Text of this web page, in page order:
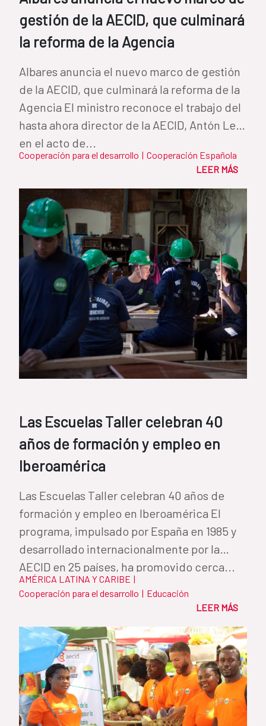
gestión de la AECID, que culminará
la reforma de la Agencia
Albares anuncia el nuevo marco de gestión
de la AECID, que culminará la reforma de la
Agencia El ministro reconoce el trabajo del
hasta ahora director de la AECID, Antón Leis,
en el acto de...
Cooperación para el desarrollo | Cooperación Española
LEER MÁS
Las Escuelas Taller celebran 40
años de formación y empleo en
Iberoamérica
Las Escuelas Taller celebran 40 años de
formación y empleo en Iberoamérica El
programa, impulsado por España en 1985 y
desarrollado internacionalmente por la
AECID en 25 países, ha promovido cerca...
AMÉRICA LATINA Y CARIBE |
Cooperación para el desarrollo | Educación
LEER MÁS